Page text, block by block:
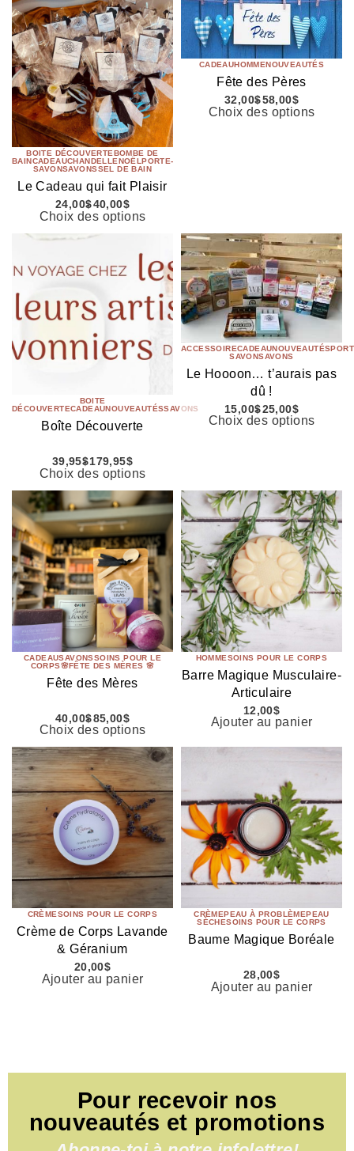
BOITE DÉCOUVERTEBOMBE DE
BAINCADEAUCHANDELLENOËLPORTE-
SAVONSAVONSSEL DE BAIN
Le Cadeau qui fait Plaisir
24,00$40,00$
Choix des options
CADEAUHOMMENOUVEAUTÉS
Fête des Pères
32,00$58,00$
Choix des options
BOITE
DÉCOUVERTECADEAUNOUVEAUTÉSSAVONS
Boîte Découverte
39,95$179,95$
Choix des options
ACCESSOIRECADEAUNOUVEAUTÉS
SAVONSAVONS
Le Hoooon… t’aurais pas
dû !
15,00$25,00$
Choix des options
CADEAUSAVONSSOINS POUR LE
CORPS🌸FÊTE DES MÈRES 🌸
Fête des Mères
40,00$85,00$
Choix des options
HOMMESOINS POUR LE CORPS
Barre Magique Musculaire-
Articulaire
12,00$
Ajouter au panier
CRÈMESOINS POUR LE CORPS
Crème de Corps Lavande
& Géranium
20,00$
Ajouter au panier
CRÈMEPEAU À PROBLÈMEPEAU
SÈCHESOINS POUR LE CORPS
Baume Magique Boréale
28,00$
Ajouter au panier
Pour recevoir nos
nouveautés et promotions